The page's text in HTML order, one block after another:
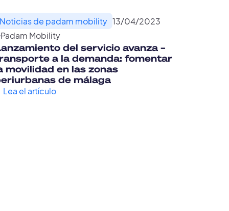
Noticias de padam mobility 13/04/2023
Padam Mobility
del servicio avanza –
a la demanda: fomentar
movilidad en las zonas
de málaga
Lea el artículo